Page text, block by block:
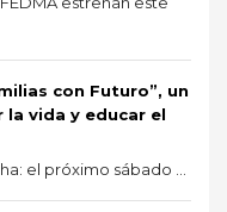
con Futuro”, un
la vida y educar el
el próximo sábado ...